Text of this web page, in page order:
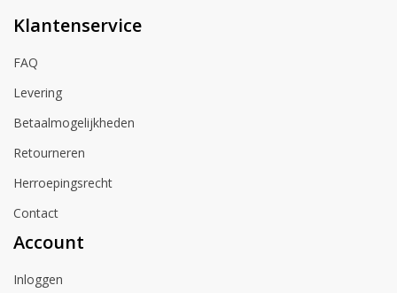
Klantenservice
FAQ
Levering
Betaalmogelijkheden
Retourneren
Herroepingsrecht
Contact
Account
Inloggen